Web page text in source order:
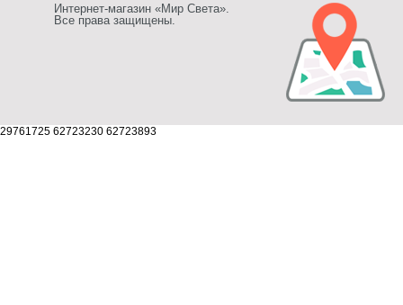
Интернет-магазин «Мир Света».
Все права защищены.
29761725 62723230 62723893